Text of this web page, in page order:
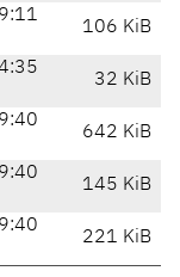
106 KiB
32 KiB
642 KiB
145 KiB
221 KiB